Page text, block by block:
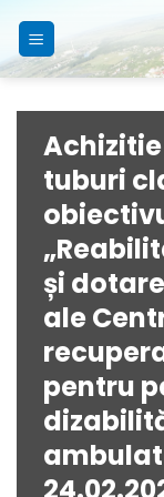
content
Achizitie
tuburi
și
ale
pentru